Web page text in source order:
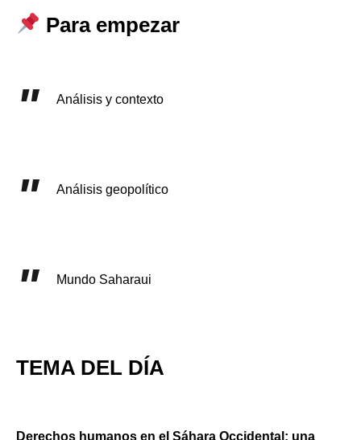
Para empezar
Análisis y contexto
Análisis geopolítico
Mundo Saharaui
TEMA DEL DÍA
Derechos humanos en el Sáhara Occidental: una